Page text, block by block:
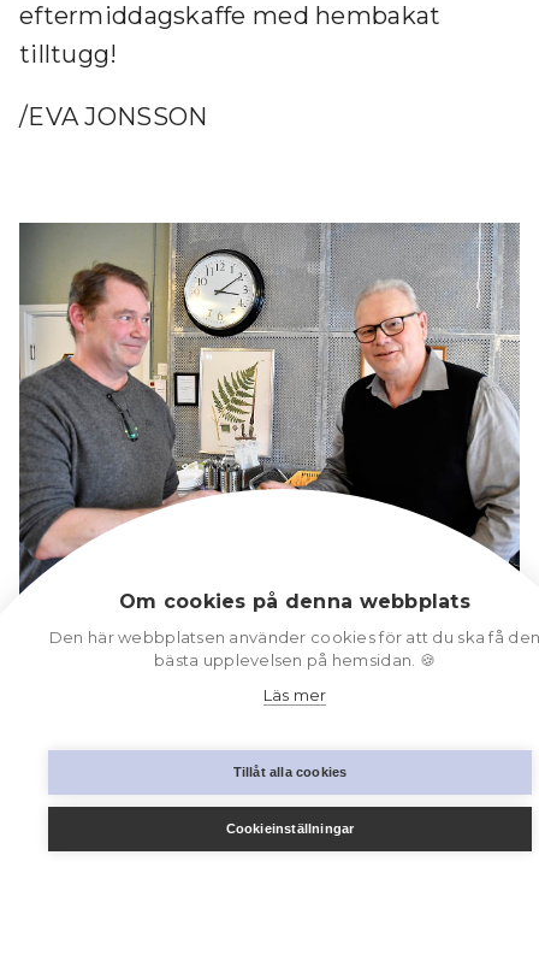
eftermiddagskaffe med hembakat
tilltugg!
/EVA JONSSON
Håkan Norling t v mottar ordförandeklubban från
Torbjörn Andersson.
Vem är jag – Håkan Norling? En
Om cookies på denna webbplats
Den här webbplatsen använder cookies för att du ska få
bästa upplevelsen på hemsidan. 🍪
Läs mer
Tillåt alla cookies
Cookieinställningar